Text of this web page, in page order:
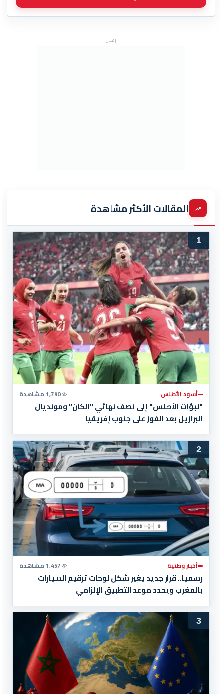
إعلان
المقالات الأكثر مشاهدة
1
أسود الأطلس 1,790 مشاهدة
"لبؤات الأطلس" إلى نصف نهائي "الكان" ومونديال
البرازيل بعد الفوز على جنوب إفريقيا
2
أخبار وطنية 1,457 مشاهدة
رسميا.. قرار جديد يغير شكل لوحات ترقيم السيارات
بالمغرب ويحدد موعد التطبيق الإلزامي
3